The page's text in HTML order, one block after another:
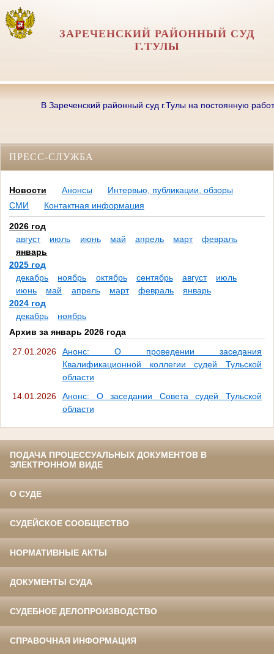
ЗАРЕЧЕНСКИЙ РАЙОННЫЙ СУД
Г.ТУЛЫ
В Зареченский районный суд г.Тулы на постоянную
ПРЕСС-СЛУЖБА
Новости Анонсы
Интервью, публикации, обзоры
СМИ
Контактная информация
2026 год
август
июль июнь май апрель март
февраль
январь
2025 год
декабрь
ноябрь октябрь сентябрь август
июль
июнь
май апрель март февраль
январь
2024 год
декабрь
ноябрь
Архив за январь 2026 года
27.01.2026
Анонс: О проведении заседания
Квалификационной коллегии судей Тульской
области
14.01.2026
Анонс: О заседании Совета судей Тульской
области
ПОДАЧА ПРОЦЕССУАЛЬНЫХ ДОКУМЕНТОВ В
ЭЛЕКТРОННОМ ВИДЕ
О СУДЕ
СУДЕЙСКОЕ СООБЩЕСТВО
НОРМАТИВНЫЕ АКТЫ
ДОКУМЕНТЫ СУДА
СУДЕБНОЕ ДЕЛОПРОИЗВОДСТВО
СПРАВОЧНАЯ ИНФОРМАЦИЯ